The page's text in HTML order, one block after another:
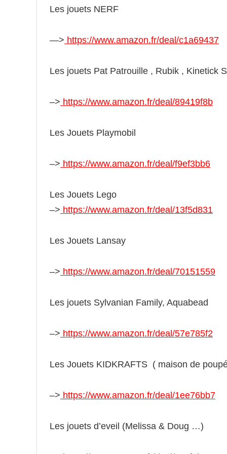
Les jouets NERF
—> https://www.amazon.fr/deal/c1a69437
Les jouets Pat Patrouille , Rubik , Kinetick
–> https://www.amazon.fr/deal/89419f8b
Les Jouets Playmobil
–> https://www.amazon.fr/deal/f9ef3bb6
Les Jouets Lego
–> https://www.amazon.fr/deal/13f5d831
Les Jouets Lansay
–> https://www.amazon.fr/deal/70151559
Les jouets Sylvanian Family, Aquabead
–> https://www.amazon.fr/deal/57e785f2
Les Jouets KIDKRAFTS ( maison de
–> https://www.amazon.fr/deal/1ee76bb7
Les jouets d’eveil (Melissa & Doug …)